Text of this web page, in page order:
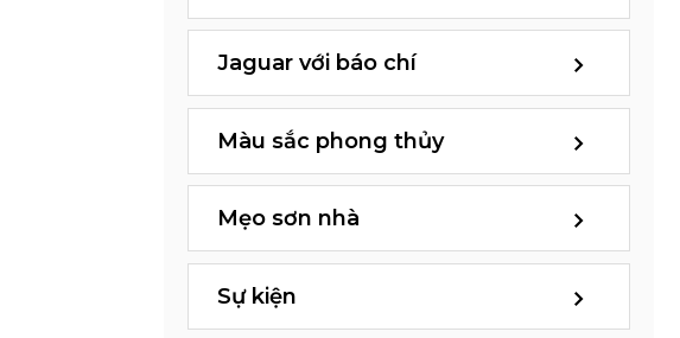
Jaguar với báo chí
Màu sắc phong thủy
Mẹo sơn nhà
Sự kiện